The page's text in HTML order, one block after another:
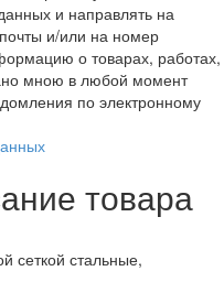
и направлять на
и/или на номер
о товарах, работах,
мною в любой момент
по электронному
товара
сеткой стальные,